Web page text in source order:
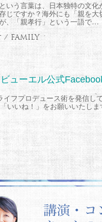
いう言葉は、日本独特の文化
じですか？海外にも「親を大
、「親孝行」という一語で…
/ FAMILY
ューエル公式
イフプロデュース術を発信し
「いいね！」をお願いいたしま